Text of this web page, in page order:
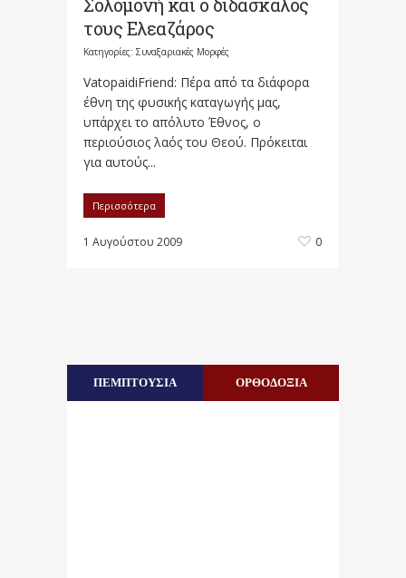
τους Ελεαζάρος
Κατηγορίες: Συναξαριακές Μορφές
VatopaidiFriend: Πέρα από τα διάφορα
έθνη της φυσικής καταγωγής μας,
υπάρχει το απόλυτο Έθνος, o
περιούσιος λαός του Θεού. Πρόκειται
για αυτούς...
Περισσότερα
1 Αυγούστου 2009 0
ΠΕΜΠΤΟΥΣΙΑ ΟΡΘΟΔΟΞΙΑ